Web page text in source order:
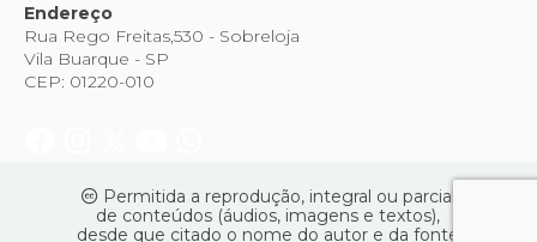
Endereço
Rua Rego Freitas,530 - Sobreloja
Vila Buarque - SP
CEP: 01220-010
Permitida a reprodução, integral ou parcial
de conteúdos (áudios, imagens e textos),
desde que citado o nome do autor e da fonte